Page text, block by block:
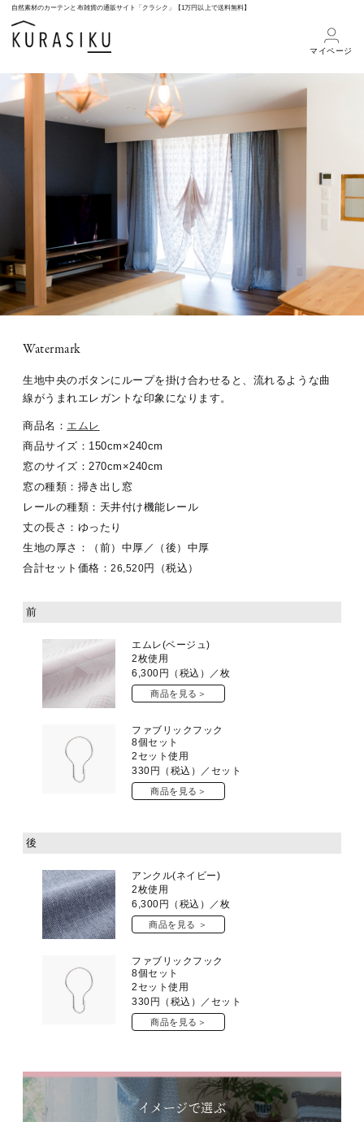
自然素材のカーテンと布雑貨の通販サイト「クラシク」【1万円以上で送料無料】
マイページ
Watermark
生地中央のボタンにループを掛け合わせると、流れるような曲
線がうまれエレガントな印象になります。
商品名： エムレ
商品サイズ：150cm×240cm
窓のサイズ：270cm×240cm
窓の種類：掃き出し窓
レールの種類：天井付け機能レール
丈の長さ：ゆったり
生地の厚さ：（前）中厚／（後）中厚
合計セット価格：26,520円（税込）
前
エムレ(ベージュ)
2枚使用
6,300円（税込）／枚
商品を見る＞
ファブリックフック
8個セット
2セット使用
330円（税込）／セット
商品を見る＞
後
アンクル(ネイビー)
2枚使用
6,300円（税込）／枚
商品を見る ＞
ファブリックフック
8個セット
2セット使用
330円（税込）／セット
商品を見る＞
イメージで選ぶ